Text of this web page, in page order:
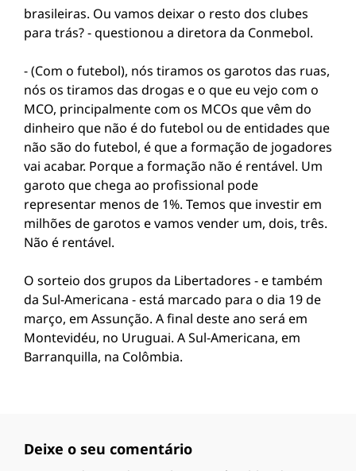
brasileiras. Ou vamos deixar o resto dos clubes
para trás? - questionou a diretora da Conmebol.
- (Com o futebol), nós tiramos os garotos das ruas,
nós os tiramos das drogas e o que eu vejo com o
MCO, principalmente com os MCOs que vêm do
dinheiro que não é do futebol ou de entidades que
não são do futebol, é que a formação de jogadores
vai acabar. Porque a formação não é rentável. Um
garoto que chega ao profissional pode
representar menos de 1%. Temos que investir em
milhões de garotos e vamos vender um, dois, três.
Não é rentável.
O sorteio dos grupos da Libertadores - e também
da Sul-Americana - está marcado para o dia 19 de
março, em Assunção. A final deste ano será em
Montevidéu, no Uruguai. A Sul-Americana, em
Barranquilla, na Colômbia.
Deixe o seu comentário